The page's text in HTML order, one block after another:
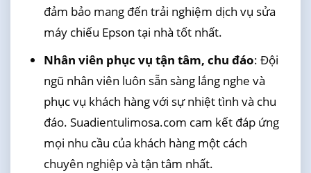
đảm bảo mang đến trải nghiệm dịch vụ sửa
máy chiếu Epson tại nhà tốt nhất.
Nhân viên phục vụ tận tâm, chu đáo: Đội
ngũ nhân viên luôn sẵn sàng lắng nghe và
phục vụ khách hàng với sự nhiệt tình và chu
đáo. Suadientulimosa.com cam kết đáp ứng
mọi nhu cầu của khách hàng một cách
chuyên nghiệp và tận tâm nhất.